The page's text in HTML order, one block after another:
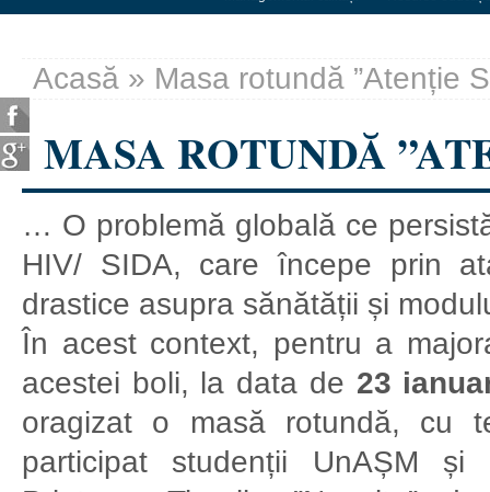
Eşti aici
Acasă » Masa rotundă ”Atenție
MASA ROTUNDĂ
… O problemă globală ce
HIV/ SIDA, care începe prin
drastice asupra sănătății și
În acest context, pentru a
acestei boli, la data de 23
oragizat o masă rotundă,
participat studenții UnAȘM